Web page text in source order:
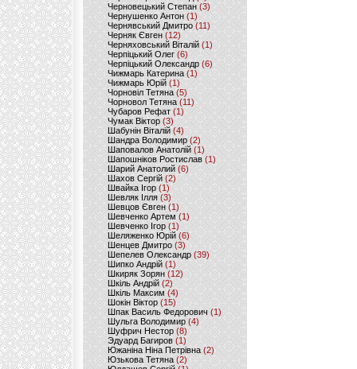
Черновецький Степан (3)
Чернушенко Антон (1)
Чернявський Дмитро(11)
Черняк Євген(12)
Черняховський Віталій (1)
Черпіцький Олег (6)
Черпіцький Олександр (6)
Чижмарь Катерина (1)
Чижмарь Юрій (1)
Чорновіл Тетяна (5)
Чорновол Тетяна (11)
Чубаров Рефат (1)
Чумак Віктор(3)
Шабунін Віталій (4)
Шандра Володимир (2)
Шаповалов Анатолій(1)
Шапошніков Ростислав(1)
Шарий Анатолий(6)
Шахов Сергій(2)
Швайка Ігор (1)
Шевляк Ілля (3)
Шевцов Євген (1)
Шевченко Артем(1)
Шевченко Ігор(1)
Шеляженко Юрій (6)
Шенцев Дмитро (3)
Шепелев Олександр (39)
Шипко Андрій(1)
Шкиряк Зорян(12)
Шкіль Андрій(2)
Шкіль Максим (4)
Шокін Віктор (15)
Шпак Василь Федорович (1)
Шульга Володимир (4)
Шуфрич Нестор(8)
Эдуард Багиров (1)
Южаніна Ніна Петрівна (2)
Юзькова Тетяна(2)